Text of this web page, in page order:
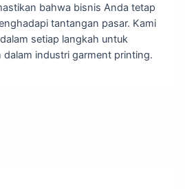
bahwa bisnis Anda tetap
tantangan pasar. Kami
setiap langkah untuk
dalam industri garment printing.